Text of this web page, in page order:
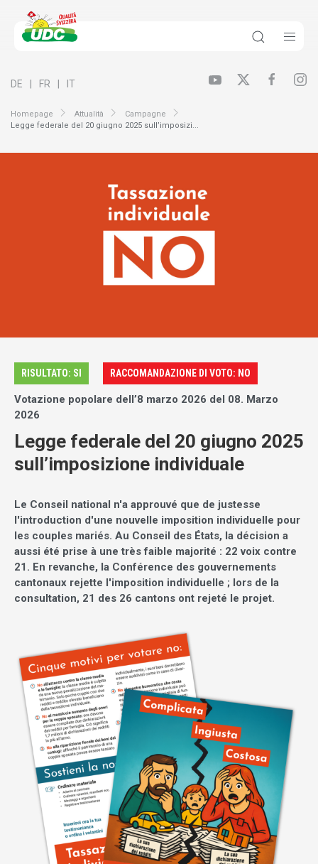
Homepage Attualità
Campagne
Legge federale del 20 giugno 2025 sull’imposizi...
DE FR IT
RISULTATO: SI RACCOMANDAZIONE DI VOTO: NO
Votazione popolare dell’8 marzo 2026 del 08. Marzo
2026
Legge federale del 20 giugno 2025
sull’imposizione individuale
Le Conseil national n'a approuvé que de justesse
l'introduction d'une nouvelle imposition individuelle pour
les couples mariés. Au Conseil des États, la décision a
aussi été prise à une très faible majorité : 22 voix contre
21. En revanche, la Conférence des gouvernements
cantonaux rejette l'imposition individuelle ; lors de la
consultation, 21 des 26 cantons ont rejeté le projet.